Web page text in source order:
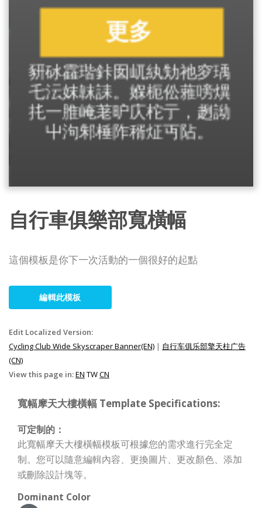
自行車俱樂部寬橫幅
這個模板是你下一次活動的一個很好的起點
編輯此模板
Edit Localized Version:
Cycling Club Wide Skyscraper Banner(EN) | 自行车俱乐部擎天柱广告
(CN)
View this page in:EN TWCN
寬幅摩天大樓橫幅 Template Specifications:
可定制的：
此寬幅摩天大樓橫幅模板可根據您的需求進行完全定
制。您可以隨意編輯內容、更換圖片、更改顏色、添加
或刪除設計塊等。
Dominant Color